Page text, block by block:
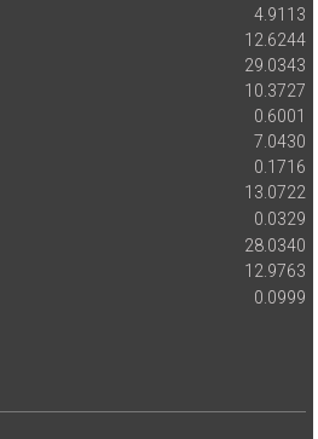
4.9113
12.6244
29.0343
10.3727
0.6001
7.0430
0.1716
13.0722
0.0329
28.0340
12.9763
0.0999